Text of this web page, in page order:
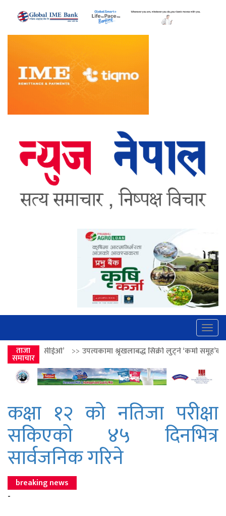
ताजा
समाचार
>>उपत्यकामा श्रृंखलाबद्ध सिक्री लुट्ने ‘कर्मा समूह’का नाइकेसहित पाँच
कक्षा १२ को नतिजा परीक्षा
सकिएको ४५ दिनभित्र
सार्वजनिक गरिने
breaking news
-